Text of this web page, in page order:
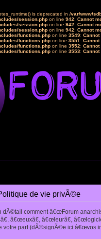
is deprecated in /var/www/
session.php on line 942: Cannot
session.php on line 942: Cannot
session.php on line 942: Cannot
functions.php on line 3549:
functions.php on line 3551:
functions.php on line 3552:
functions.php on line 3553:
de vie privÃ©e
comment â€œForum
â€œeuxâ€, â€œleurâ€,
part (dÃ©signÃ©e ici â€œvos